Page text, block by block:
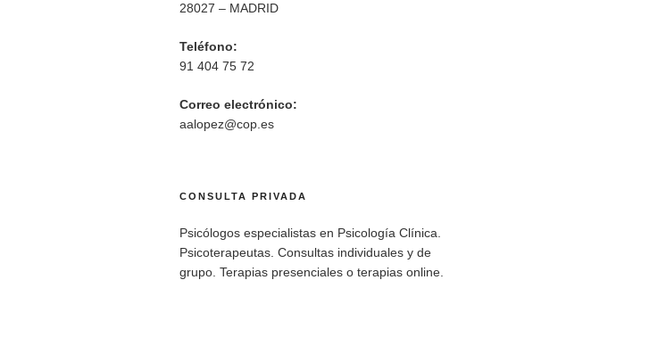
28027 – MADRID
Teléfono:
91 404 75 72
Correo electrónico:
aalopez@cop.es
CONSULTA PRIVADA
Psicólogos especialistas en Psicología Clínica.
Psicoterapeutas. Consultas individuales y de
grupo. Terapias presenciales o terapias online.